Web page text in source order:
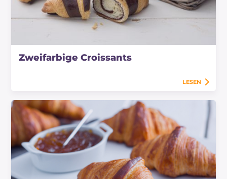
Zweifarbige Croissants
LESEN